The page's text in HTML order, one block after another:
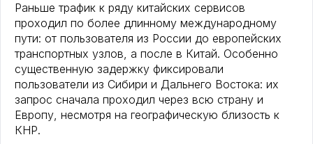
Раньше трафик к ряду китайских сервисов
проходил по более длинному международному
пути: от пользователя из России до европейских
транспортных узлов, а после в Китай. Особенно
существенную задержку фиксировали
пользователи из Сибири и Дальнего Востока: их
запрос сначала проходил через всю страну и
Европу, несмотря на географическую близость к
КНР.